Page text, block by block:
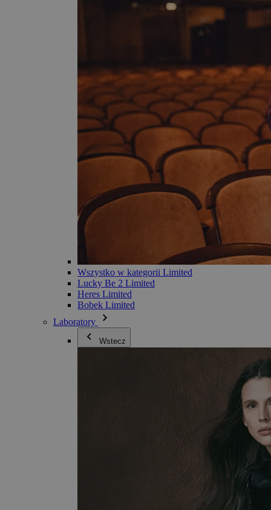
Wszystko w kategorii Limited
Lucky Be 2 Limited
Heres Limited
Bobek Limited
Laboratory
Wstecz